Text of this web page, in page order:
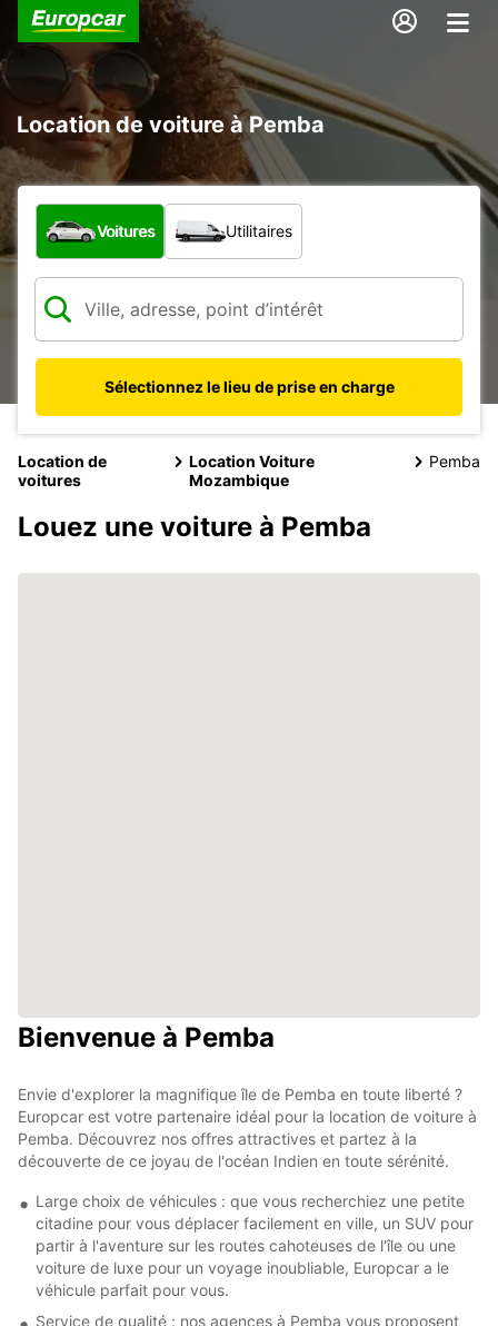
Location de voiture à Pemba
Quel type de véhicule ?
Voitures Utilitaires
Sélectionnez le lieu de prise en charge
Location de
voitures
Location Voiture
Mozambique
Pemba
Louez une voiture à Pemba
Bienvenue à Pemba
Envie d'explorer la magnifique île de Pemba en toute liberté ?
Europcar est votre partenaire idéal pour la location de voiture à
Pemba. Découvrez nos offres attractives et partez à la
découverte de ce joyau de l'océan Indien en toute sérénité.
Large choix de véhicules : que vous recherchiez une petite
citadine pour vous déplacer facilement en ville, un SUV pour
partir à l'aventure sur les routes cahoteuses de l'île ou une
voiture de luxe pour un voyage inoubliable, Europcar a le
véhicule parfait pour vous.
Service de qualité : nos agences à Pemba vous proposent